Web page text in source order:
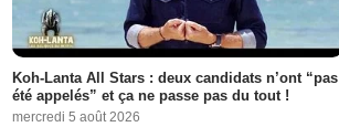
Koh-Lanta All Stars : deux candidats n’ont “pas
été appelés” et ça ne passe pas du tout !
mercredi 5 août 2026